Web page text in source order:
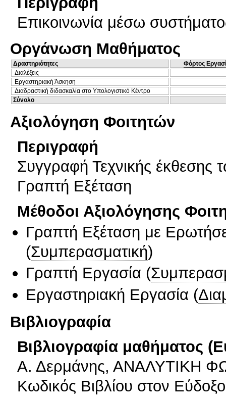
Επικοινωνία μέσω
Οργάνωση Μαθήματος
Δραστηριότητες
Φόρτος
Διαλέξεις
Εργαστηριακή Άσκηση
Διαδραστική διδασκαλία στο Υπολογιστικό Κέντρο
Σύνολο
Αξιολόγηση Φοιτητών
Περιγραφή
Συγγραφή Τεχνικής
Γραπτή Εξέταση
Μέθοδοι Αξιολόγησης
Γραπτή Εξέταση με
(Συμπερασματική)
Γραπτή Εργασία (
Εργαστηριακή Εργασία (
Βιβλιογραφία
Βιβλιογραφία μαθήματος
Α. Δερμάνης, ΑΝΑΛΥΤΙΚΗ
Κωδικός Βιβλίου στον